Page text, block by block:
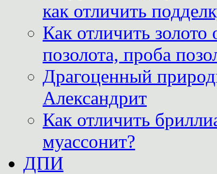
как отличить
Как отличить
позолота, проба
Драгоценный
Александрит
Как отличить
муассонит?
ДПИ